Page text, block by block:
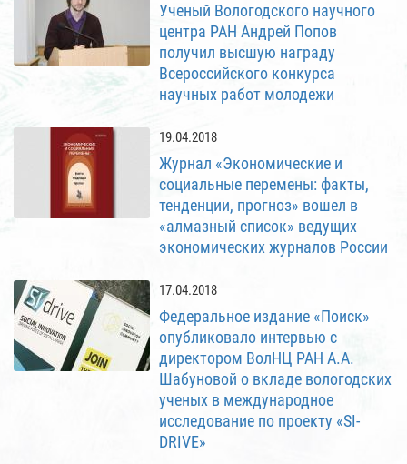
Ученый Вологодского научного
центра РАН Андрей Попов
получил высшую награду
Всероссийского конкурса
научных работ молодежи
19.04.2018
Журнал «Экономические и
социальные перемены: факты,
тенденции, прогноз» вошел в
«алмазный список» ведущих
экономических журналов России
17.04.2018
Федеральное издание «Поиск»
опубликовало интервью с
директором ВолНЦ РАН А.А.
Шабуновой о вкладе вологодских
ученых в международное
исследование по проекту «SI-
DRIVE»